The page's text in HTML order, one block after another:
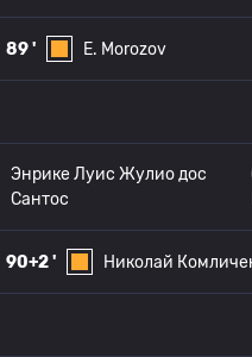
89 ' E. Morozov
Энрике Луис Жулио дос
Сантос
90+2 ' Николай